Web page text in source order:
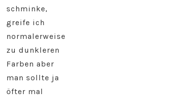
schminke,
greife ich
normalerweise
zu dunkleren
Farben aber
man sollte ja
öfter mal